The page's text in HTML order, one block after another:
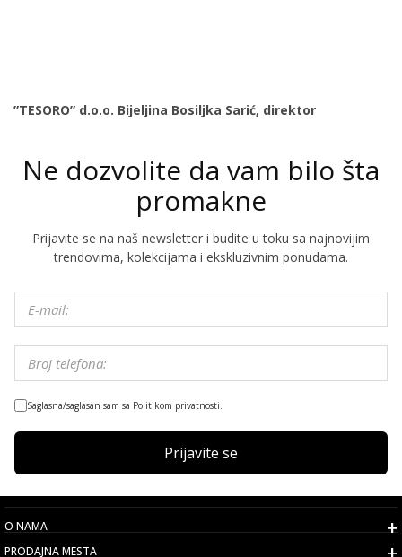
”TESORO” d.o.o. Bijeljina Bosiljka Sarić, direktor
Ne dozvolite da vam bilo šta
promakne
Prijavite se na naš newsletter i budite u toku sa najnovijim
trendovima, kolekcijama i ekskluzivnim ponudama.
Saglasna/saglasan sam sa Politikom privatnosti.
Prijavite se
O NAMA
PRODAJNA MESTA